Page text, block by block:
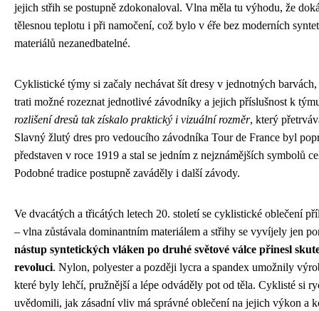
jejich střih se postupně zdokonaloval. Vlna měla tu výhodu, že
tělesnou teplotu i při namočení, což bylo v éře bez moderních
materiálů nezanedbatelné.
Cyklistické týmy si začaly nechávat šít dresy v jednotných
trati možné rozeznat jednotlivé závodníky a jejich příslušnost k
rozlišení dresů tak získalo praktický i vizuální rozměr, který
Slavný žlutý dres pro vedoucího závodníka Tour de France byl
představen v roce 1919 a stal se jedním z nejznámějších symbolů
Podobné tradice postupně zaváděly i další závody.
Ve dvacátých a třicátých letech 20. století se cyklistické oblečení
– vlna zůstávala dominantním materiálem a střihy se vyvíjely jen
nástup syntetických vláken po druhé světové válce přinesl
revoluci. Nylon, polyester a později lycra a spandex umožnily
které byly lehčí, pružnější a lépe odváděly pot od těla. Cyklisté si
uvědomili, jak zásadní vliv má správné oblečení na jejich výkon a